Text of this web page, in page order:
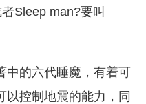
Sleep man?要叫
的六代睡魔，有着可
以控制地震的能力，同